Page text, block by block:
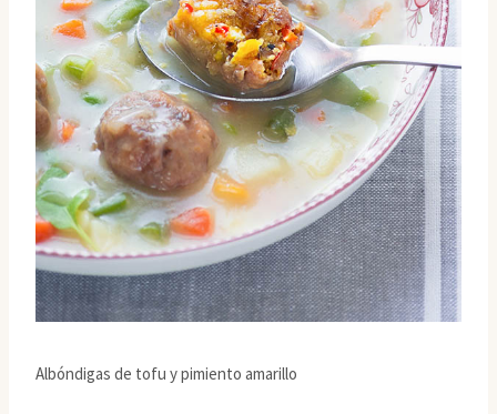
Albóndigas de tofu y pimiento amarillo